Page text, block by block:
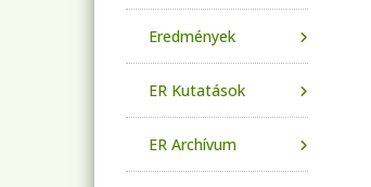
Eredmények
ER Kutatások
ER Archívum